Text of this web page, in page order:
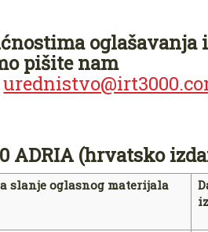
oglašavanja i
pišite nam
ADRIA (hrvatsko
slanje oglasnog materijala